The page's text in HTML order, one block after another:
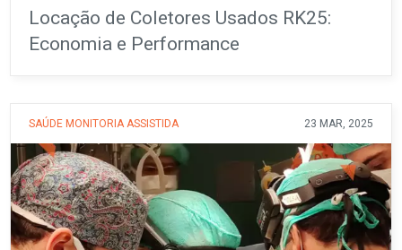
Locação de Coletores Usados RK25:
Economia e Performance
SAÚDE MONITORIA ASSISTIDA 23 MAR, 2025